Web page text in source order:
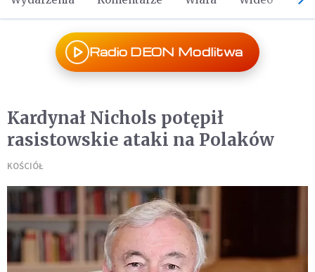
Radio DEON Modlitwa
Kardynał Nichols potępił
rasistowskie ataki na Polaków
KOŚCIÓŁ